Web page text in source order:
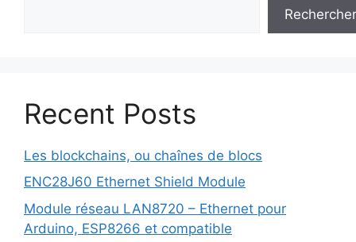
Rechercher
Recent Posts
Les blockchains, ou chaînes de blocs
ENC28J60 Ethernet Shield Module
Module réseau LAN8720 – Ethernet pour
Arduino, ESP8266 et compatible